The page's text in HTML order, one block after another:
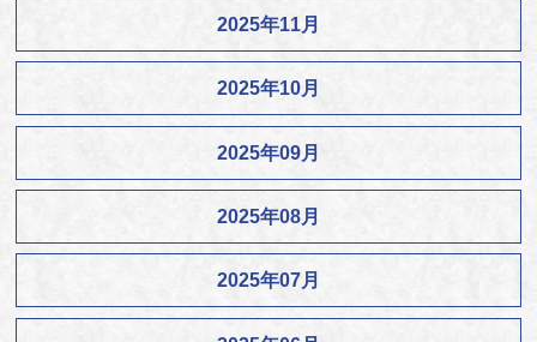
2025年11月
2025年10月
2025年09月
2025年08月
2025年07月